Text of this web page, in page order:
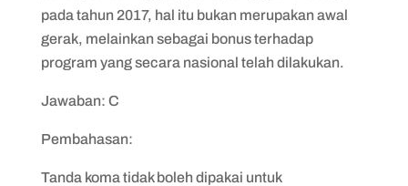
pada tahun 2017, hal itu bukan merupakan awal
gerak, melainkan sebagai bonus terhadap
program yang secara nasional telah dilakukan.
Jawaban: C
Pembahasan:
Tanda koma tidak boleh dipakai untuk